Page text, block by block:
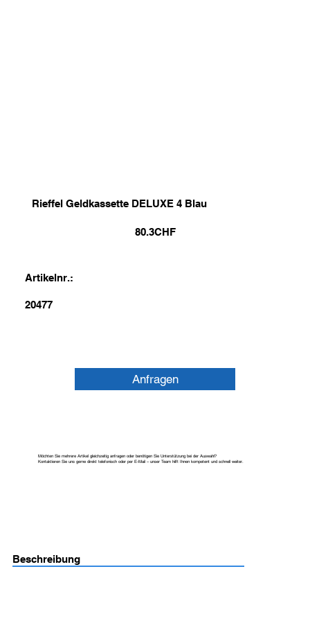
Rieffel Geldkassette DELUXE 4 Blau
80.3CHF
Artikelnr.:
20477
Anfragen
Möchten Sie mehrere Artikel gleichzeitig anfragen oder benötigen Sie Unterstützung bei der Auswahl?
Kontaktieren Sie uns gerne direkt telefonisch oder per E-Mail – unser Team hilft Ihnen kompetent und schnell weiter.
Beschreibung